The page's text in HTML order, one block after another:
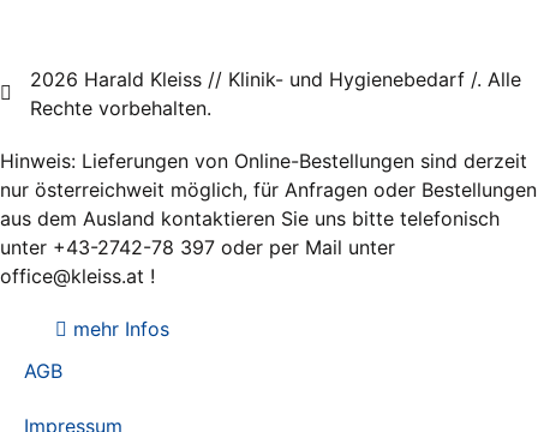
Varianten
Optionen
können
auf
der
2026 Harald Kleiss // Klinik- und Hygienebedarf /. Alle
Rechte vorbehalten.
Hinweis: Lieferungen von Online-Bestellungen sind derzeit
nur österreichweit möglich, für Anfragen oder Bestellungen
aus dem Ausland kontaktieren Sie uns bitte telefonisch
unter +43-2742-78 397 oder per Mail unter
office@kleiss.at !
mehr Infos
AGB
Impressum